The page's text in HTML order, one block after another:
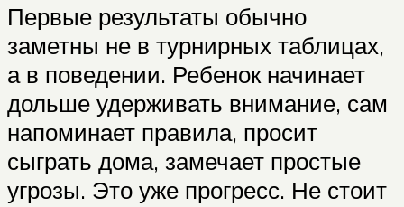
Первые результаты обычно
заметны не в турнирных таблицах,
а в поведении. Ребенок начинает
дольше удерживать внимание, сам
напоминает правила, просит
сыграть дома, замечает простые
угрозы. Это уже прогресс. Не стоит